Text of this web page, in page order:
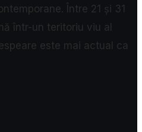
Între 21 și 31
într-un teritoriu viu al
este mai actual ca